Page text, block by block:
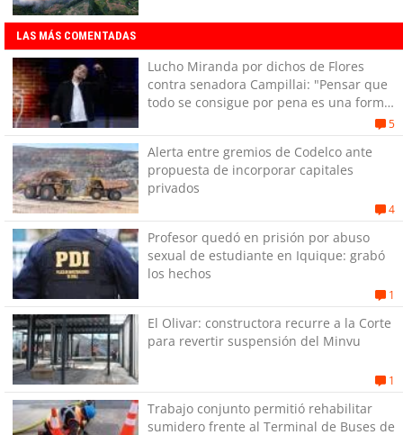
LAS MÁS COMENTADAS
Lucho Miranda por dichos de Flores
contra senadora Campillai: "Pensar que
todo se consigue por pena es una forma
5
Alerta entre gremios de Codelco ante
propuesta de incorporar capitales
privados
4
Profesor quedó en prisión por abuso
sexual de estudiante en Iquique: grabó
los hechos
1
El Olivar: constructora recurre a la Corte
para revertir suspensión del Minvu
1
Trabajo conjunto permitió rehabilitar
sumidero frente al Terminal de Buses de